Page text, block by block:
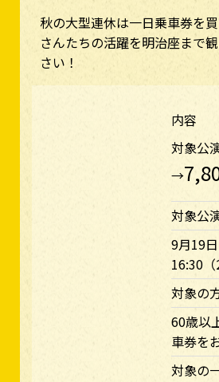
秋の大型連休は一日乗車券を
さんたちの活躍を明治座まで
さい！
内容
対象公
→
対象公
9月19
16:30
対象の
60歳以
車券を
対象の